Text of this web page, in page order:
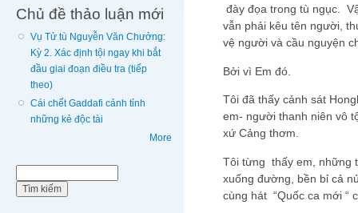
Chủ đề thảo luận mới
Vụ Tử tù Nguyễn Văn Chưởng:
Kỳ 2. Xác định tội ngay khi bắt
đầu giai đoạn điều tra (tiếp
theo)
Cái chết Gaddafi cảnh tỉnh
những kẻ độc tài
More
đày đọa trong tù ngục.
vẫn phải kêu tên người,
vệ người và cầu nguyện
Bởi vì Em đó.
Tôi đã thấy cảnh sát
em- người thanh niên vô
xứ Cảng thơm.
Tôi từng thấy em, những
xuống đường, bền bỉ cả
cùng hát “Quốc ca mới “